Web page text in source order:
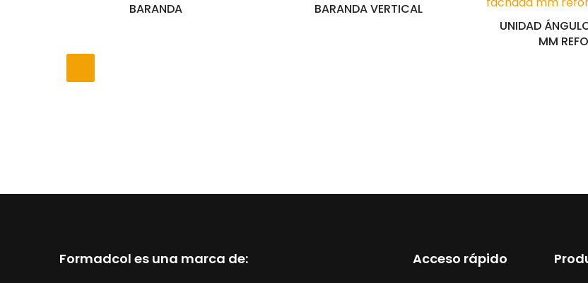
BARANDA
BARANDA VERTICAL
UNIDAD
MM
Formadcol es una marca de: Acceso rápido